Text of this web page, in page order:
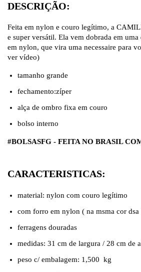
DESCRIÇÃO:
Feita em nylon e couro legítimo, a
e super versátil. Ela vem dobrada em uma
em nylon, que vira uma necessaire para
ver vídeo)
tamanho grande
fechamento:zíper
alça de ombro fixa em couro
bolso interno
#BOLSASFG - FEITA NO BRASIL
CARACTERISTICAS:
material: nylon com couro legítimo
com forro em nylon ( na msma cor dsa
ferragens douradas
medidas: 31 cm de largura / 28 cm de
peso c/ embalagem: 1,500 kg